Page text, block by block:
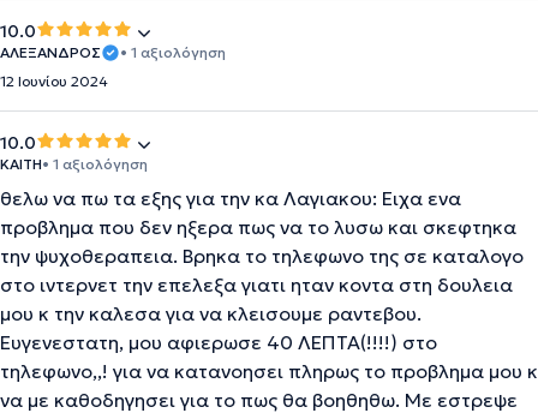
10.0
ΑΛΕΞΑΝΔΡΟΣ
• 1 αξιολόγηση
12 Ιουνίου 2024
10.0
ΚΑΙΤΗ• 1 αξιολόγηση
θελω να πω τα εξης για την κα Λαγιακου: Ειχα ενα
προβλημα που δεν ηξερα πως να το λυσω και σκεφτηκα
την ψυχοθεραπεια. Βρηκα το τηλεφωνο της σε καταλογο
στο ιντερνετ την επελεξα γιατι ηταν κοντα στη δουλεια
μου κ την καλεσα για να κλεισουμε ραντεβου.
Ευγενεστατη, μου αφιερωσε 40 ΛΕΠΤΑ(!!!!) στο
τηλεφωνο,,! για να κατανοησει πληρως το προβλημα μου κ
να με καθοδηγησει για το πως θα βοηθηθω. Με εστρεψε